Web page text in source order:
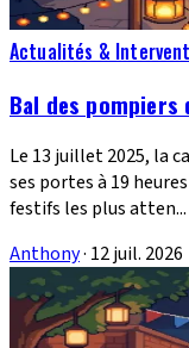
Actualités &
Bal des
Le 13 juillet 2025, la
ses portes à 19
festifs les plus atten...
Anthony· 12 juil. 2026